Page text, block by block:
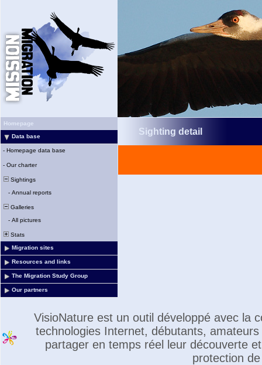
Homepage
Data base
- Homepage data base
- Our charter
Sightings
- Annual reports
Galleries
- All pictures
Stats
Migration sites
Resources and links
The Migration Study Group
Our partners
Sighting detail
VisioNature est un outil développé avec la
technologies Internet, débutants,
partager en temps réel leur découverte
protection